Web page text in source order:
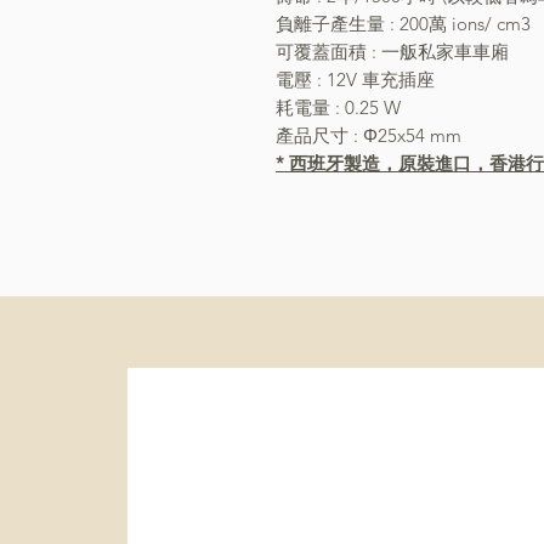
負離子產生量 : 200萬 ions/ cm3
可覆蓋面積 : 一舨私家車車廂
電壓 : 12V 車充插座
耗電量 : 0.25 W
產品尺寸 : Φ25x54 mm
* 西班牙製造，原裝進口，香港